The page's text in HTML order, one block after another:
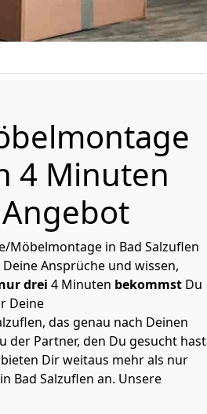
4 Minuten
Möbelmontage in Bad Salzuflen
Ansprüche und wissen,
drei 4 Minuten bekommst Du
Deine
das genau nach Deinen
der Partner, den Du gesucht hast
Dir weitaus mehr als nur
Bad Salzuflen an. Unsere